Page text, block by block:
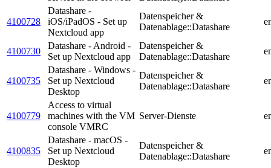
4100728
Datashare -
iOS/iPadOS - Set up
Nextcloud app
Datenspeicher &
Datenablage::Datashare
4100730
Datashare - Android -
Set up Nextcloud app
Datenspeicher &
Datenablage::Datashare
4100735
Datashare - Windows -
Set up Nextcloud
Desktop
Datenspeicher &
Datenablage::Datashare
4100779
Access to virtual
machines with the VM
console VMRC
Server-Dienste
4100835
Datashare - macOS -
Set up Nextcloud
Desktop
Datenspeicher &
Datenablage::Datashare